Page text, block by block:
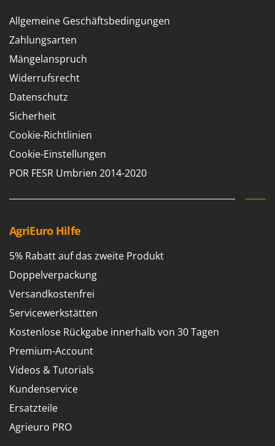
W
Wasserpumpen
Wasserpumpen für Traktoren
Wein- und Obstpressen
Wein- und Ölschichtenfilter
Weitere Produkte
Wiesenwalzen für Traktor
Z
Zerstäuber
Zubehör für Rasentraktoren
Komo
L
Laica
Lampacrescia - MGM
Landxcape
LAR Casalinghi
Lavor
Linea VZ
Lisam
M
M.A.I.BO.
Macte Ovens
Makita
MAMMAMIA
Marcato
Marina Systems
Master
Mastercook
McCulloch
MCH
Michelin
Allgemeine Geschäftsbedingungen
Zahlungsarten
Mängelanspruch
Widerrufsrecht
Datenschutz
Sicherheit
Cookie-Richtlinien
Cookie-Einstellungen
POR FESR Umbrien 2014-2020
AgriEuro Hilfe
5% Rabatt auf das zweite Produkt
Doppelverpackung
Versandkostenfrei
Servicewerkstätten
Kostenlose Rückgabe innerhalb von 30 Tagen
Premium-Account
Videos & Tutorials
Kundenservice
Ersatzteile
Agrieuro PRO